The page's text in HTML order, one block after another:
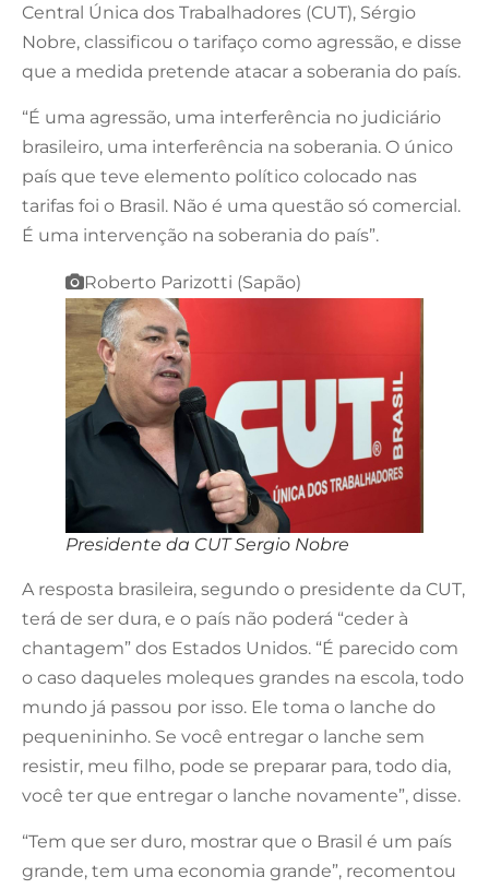
Central Única dos Trabalhadores (CUT), Sérgio
Nobre, classificou o tarifaço como agressão, e disse
que a medida pretende atacar a soberania do país.
“É uma agressão, uma interferência no judiciário
brasileiro, uma interferência na soberania. O único
país que teve elemento político colocado nas
tarifas foi o Brasil. Não é uma questão só comercial.
É uma intervenção na soberania do país”.
Roberto Parizotti (Sapão)
Presidente da CUT Sergio Nobre
A resposta brasileira, segundo o presidente da CUT,
terá de ser dura, e o país não poderá “ceder à
chantagem” dos Estados Unidos. “É parecido com
o caso daqueles moleques grandes na escola, todo
mundo já passou por isso. Ele toma o lanche do
pequenininho. Se você entregar o lanche sem
resistir, meu filho, pode se preparar para, todo dia,
você ter que entregar o lanche novamente”, disse.
“Tem que ser duro, mostrar que o Brasil é um país
grande, tem uma economia grande”, recomentou